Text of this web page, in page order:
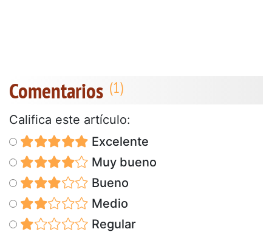
Comentarios
Califica este artículo:
Excelente
Muy bueno
Bueno
Medio
Regular